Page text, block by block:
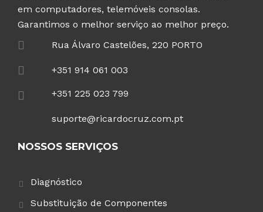
em computadores, telemóveis consolas.
Garantimos o melhor serviço ao melhor preço.
Rua Álvaro Castelões, 220 PORTO
+351 914 061 003
+351 225 023 799
suporte@ricardocruz.com.pt
NOSSOS SERVIÇOS
Diagnóstico
Substituição de Componentes